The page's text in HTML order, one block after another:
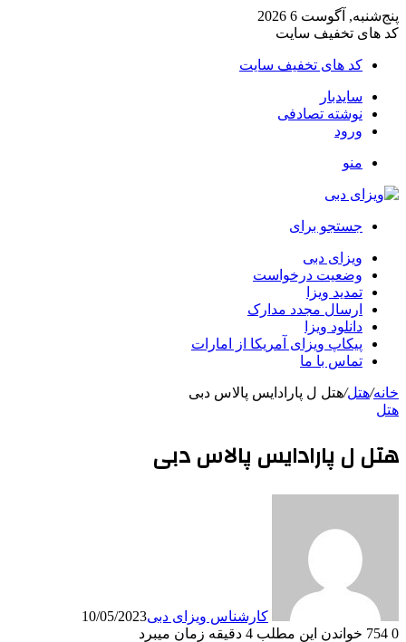
پنج‌شنبه, آگوست 6 2026
کد های تخفیف سایت
کد های تخفیف سایت
سایدبار
نوشته تصادفی
ورود
منو
جستجو برای
ویزای دبی
وضعیت درخواست
تمدید ویزا
ارسال مجدد مدارک
دانلود ویزا
پیکاپ ویزای آمریکا از امارات
تماس با ما
خانه/هتل/هتل ل پارادایس پالاس دبی
هتل
هتل ل پارادایس پالاس دبی
کارشناس ویزای دبی10/05/2023
0
خواندن این مطلب 4 دقیقه زمان میبرد